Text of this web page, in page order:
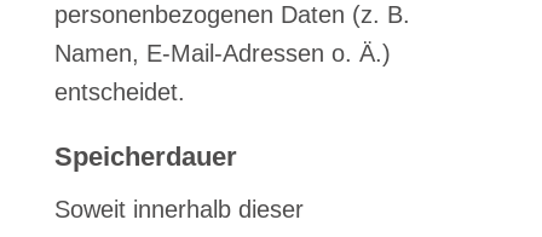
personenbezogenen Daten (z. B.
Namen, E-Mail-Adressen o. Ä.)
entscheidet.
Speicherdauer
Soweit innerhalb dieser